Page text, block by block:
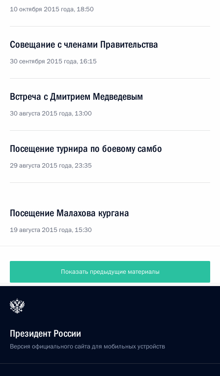
10 октября 2015 года, 18:50
Совещание с членами Правительства
30 сентября 2015 года, 16:15
Встреча с Дмитрием Медведевым
30 августа 2015 года, 13:00
Посещение турнира по боевому самбо
29 августа 2015 года, 23:35
Посещение Малахова кургана
19 августа 2015 года, 15:30
Показать предыдущие материалы
Президент России
Версия официального сайта для мобильных устройств